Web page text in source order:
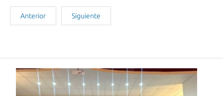
Anterior Siguiente